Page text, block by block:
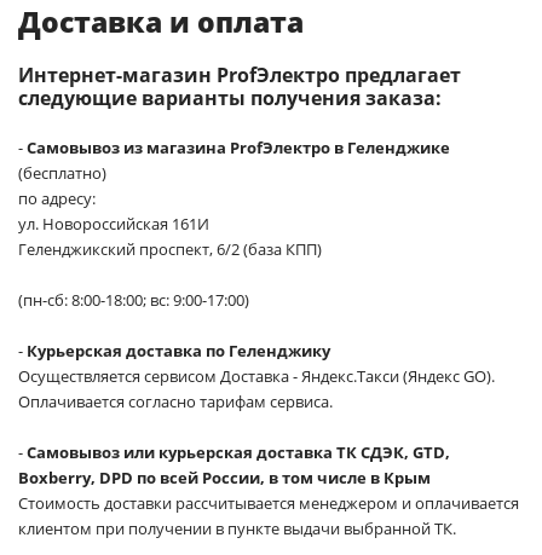
Доставка и оплата
Интернет-магазин ProfЭлектро предлагает
следующие варианты получения заказа:
-Самовывоз из магазина ProfЭлектро в Геленджике
(бесплатно)
по адресу:
ул. Новороссийская 161И
Геленджикский проспект, 6/2 (база КПП)
(пн-сб: 8:00-18:00; вс: 9:00-17:00)
- Курьерская доставка по Геленджику
Осуществляется сервисом Доставка - Яндекс.Такси (Яндекс GO).
Оплачивается согласно тарифам сервиса.
-Самовывоз или курьерская доставка ТК СДЭК, GTD,
Boxberry, DPD по всей России, в том числе в Крым
Стоимость доставки рассчитывается менеджером и оплачивается
клиентом при получении в пункте выдачи выбранной ТК.